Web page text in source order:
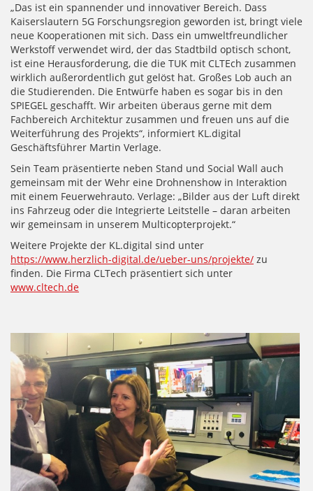
„Das ist ein spannender und innovativer Bereich. Dass
Kaiserslautern 5G Forschungsregion geworden ist, bringt viele
neue Kooperationen mit sich. Dass ein umweltfreundlicher
Werkstoff verwendet wird, der das Stadtbild optisch schont,
ist eine Herausforderung, die die TUK mit CLTEch zusammen
wirklich außerordentlich gut gelöst hat. Großes Lob auch an
die Studierenden. Die Entwürfe haben es sogar bis in den
SPIEGEL geschafft. Wir arbeiten überaus gerne mit dem
Fachbereich Architektur zusammen und freuen uns auf die
Weiterführung des Projekts“, informiert KL.digital
Geschäftsführer Martin Verlage.
Sein Team präsentierte neben Stand und Social Wall auch
gemeinsam mit der Wehr eine Drohnenshow in Interaktion
mit einem Feuerwehrauto. Verlage: „Bilder aus der Luft direkt
ins Fahrzeug oder die Integrierte Leitstelle – daran arbeiten
wir gemeinsam in unserem Multicopterprojekt.“
Weitere Projekte der KL.digital sind unter
https://www.herzlich-digital.de/ueber-uns/projekte/ zu
finden. Die Firma CLTech präsentiert sich unter
www.cltech.de